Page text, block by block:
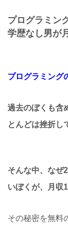
プログラミン
学歴なし男が
プログラミング
過去のぼくも含
とんどは挫折し
そんな中、なぜ
いぼくが、月収
その秘密を無料